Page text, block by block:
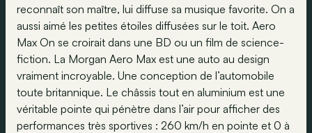
reconnaît son maître, lui diffuse sa musique favorite. On a
aussi aimé les petites étoiles diffusées sur le toit. Aero
Max On se croirait dans une BD ou un film de science-
fiction. La Morgan Aero Max est une auto au design
vraiment incroyable. Une conception de l’automobile
toute britannique. Le châssis tout en aluminium est une
véritable pointe qui pénètre dans l’air pour afficher des
performances très sportives : 260 km/h en pointe et 0 à